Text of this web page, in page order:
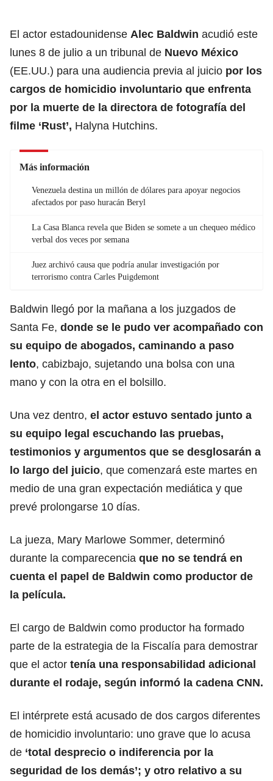
El actor estadounidense Alec Baldwin acudió este
lunes 8 de julio a un tribunal de Nuevo México
(EE.UU.) para una audiencia previa al juicio por los
cargos de homicidio involuntario que enfrenta
por la muerte de la directora de fotografía del
filme ‘Rust’, Halyna Hutchins.
Más información
Venezuela destina un millón de dólares para apoyar negocios
afectados por paso huracán Beryl
La Casa Blanca revela que Biden se somete a un chequeo médico
verbal dos veces por semana
Juez archivó causa que podría anular investigación por
terrorismo contra Carles Puigdemont
Baldwin llegó por la mañana a los juzgados de
Santa Fe, donde se le pudo ver acompañado con
su equipo de abogados, caminando a paso
lento, cabizbajo, sujetando una bolsa con una
mano y con la otra en el bolsillo.
Una vez dentro, el actor estuvo sentado junto a
su equipo legal escuchando las pruebas,
testimonios y argumentos que se desglosarán a
lo largo del juicio, que comenzará este martes en
medio de una gran expectación mediática y que
prevé prolongarse 10 días.
La jueza, Mary Marlowe Sommer, determinó
durante la comparecencia que no se tendrá en
cuenta el papel de Baldwin como productor de
la película.
El cargo de Baldwin como productor ha formado
parte de la estrategia de la Fiscalía para demostrar
que el actor tenía una responsabilidad adicional
durante el rodaje, según informó la cadena CNN.
El intérprete está acusado de dos cargos diferentes
de homicidio involuntario: uno grave que lo acusa
de ‘total desprecio o indiferencia por la
seguridad de los demás’; y otro relativo a su